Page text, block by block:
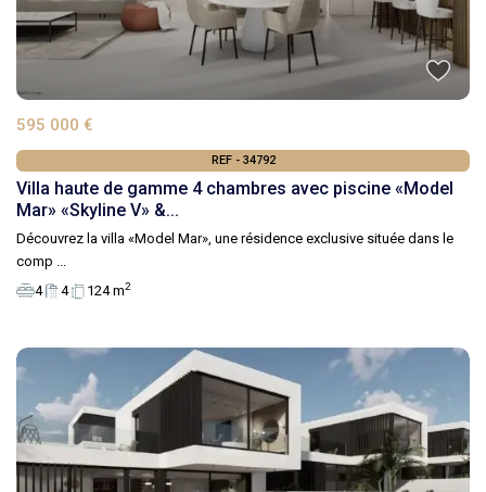
595 000 €
REF - 34792
Villa haute de gamme 4 chambres avec piscine «Model
Mar» «Skyline V» &...
Découvrez la villa «Model Mar», une résidence exclusive située dans le
comp
4
4 124 m2